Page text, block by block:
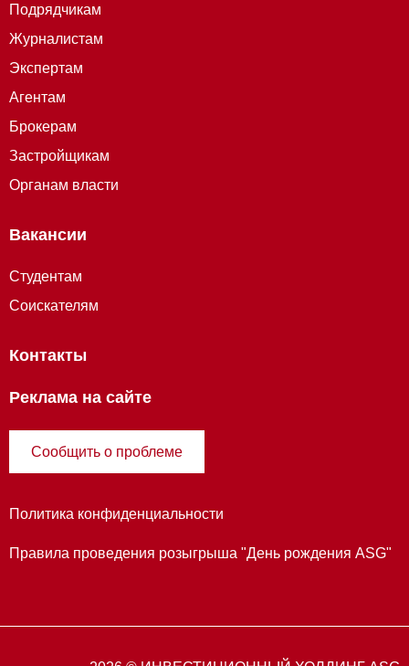
Подрядчикам
Журналистам
Экспертам
Агентам
Брокерам
Застройщикам
Органам власти
Вакансии
Студентам
Соискателям
Контакты
Реклама на сайте
Сообщить о проблеме
Политика конфиденциальности
Правила проведения розыгрыша "День рождения ASG"